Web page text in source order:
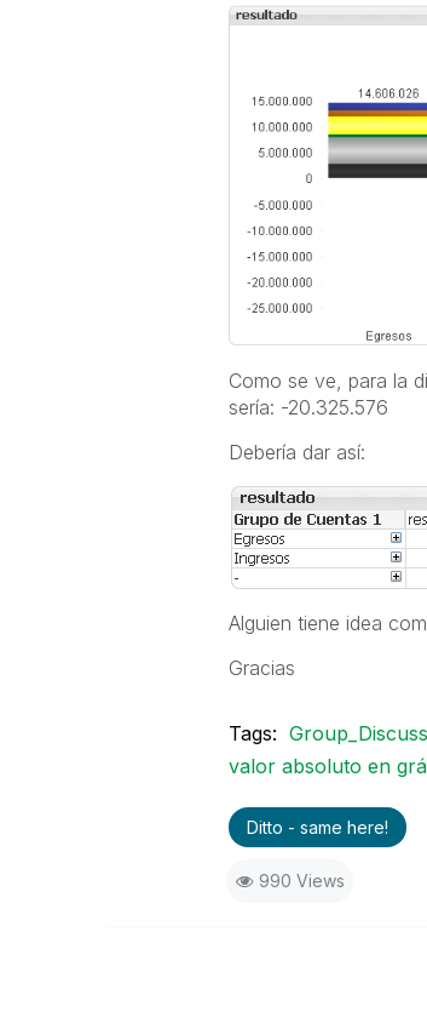
Como se ve, para la
sería: -20.325.576
Debería dar así:
Alguien tiene idea
Gracias
Tags:
valor absoluto en
Ditto - same here!
990 Views